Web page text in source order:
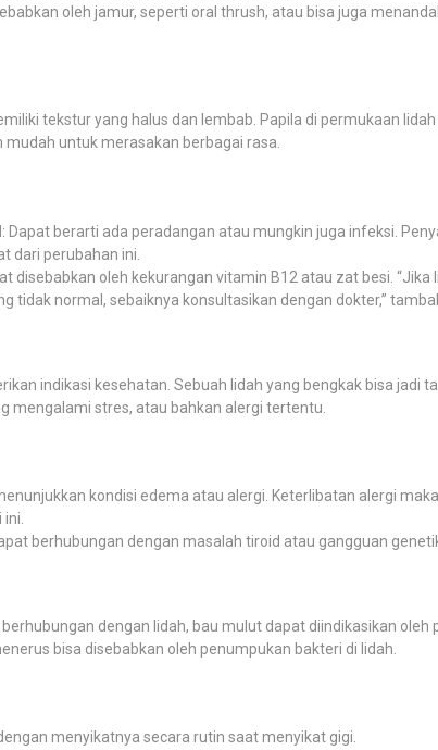
oleh jamur, seperti oral thrush, atau bisa juga
tekstur yang halus dan lembab. Papila di permukaan
untuk merasakan berbagai rasa.
: Dapat berarti ada peradangan atau mungkin juga infeksi.
dari perubahan ini.
disebabkan oleh kekurangan vitamin B12 atau zat besi.
tidak normal, sebaiknya konsultasikan dengan dokter,”
indikasi kesehatan. Sebuah lidah yang bengkak bisa jadi
mengalami stres, atau bahkan alergi tertentu.
kondisi edema atau alergi. Keterlibatan alergi
berhubungan dengan masalah tiroid atau gangguan
dengan lidah, bau mulut dapat diindikasikan oleh
bisa disebabkan oleh penumpukan bakteri di lidah.
menyikatnya secara rutin saat menyikat gigi.